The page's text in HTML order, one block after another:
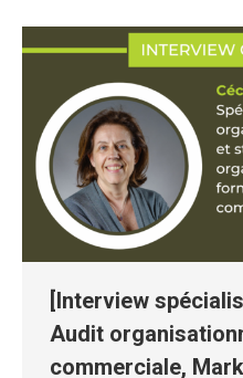
[Interview
Audit
commerciale,